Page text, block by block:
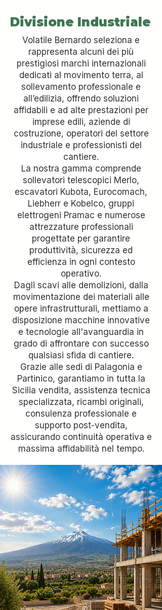
Divisione Industriale
Volatile Bernardo seleziona e
rappresenta alcuni dei più
prestigiosi marchi internazionali
dedicati al movimento terra, al
sollevamento professionale e
all’edilizia, offrendo soluzioni
affidabili e ad alte prestazioni per
imprese edili, aziende di
costruzione, operatori del settore
industriale e professionisti del
cantiere.
La nostra gamma comprende
sollevatori telescopici Merlo,
escavatori Kubota, Eurocomach,
Liebherr e Kobelco, gruppi
elettrogeni Pramac e numerose
attrezzature professionali
progettate per garantire
produttività, sicurezza ed
efficienza in ogni contesto
operativo.
Dagli scavi alle demolizioni, dalla
movimentazione dei materiali alle
opere infrastrutturali, mettiamo a
disposizione macchine innovative
e tecnologie all'avanguardia in
grado di affrontare con successo
qualsiasi sfida di cantiere.
Grazie alle sedi di Palagonia e
Partinico, garantiamo in tutta la
Sicilia vendita, assistenza tecnica
specializzata, ricambi originali,
consulenza professionale e
supporto post-vendita,
assicurando continuità operativa e
massima affidabilità nel tempo.